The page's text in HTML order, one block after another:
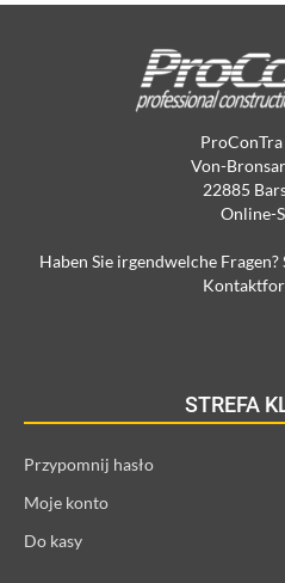
Von-
22885
Online-
Haben Sie irgendwelche
STREFA
Przypomnij hasło
Moje konto
Do kasy